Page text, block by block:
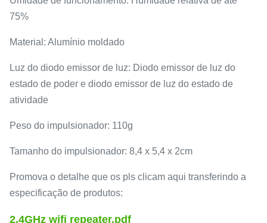
75%
Material: Alumínio moldado
Luz do diodo emissor de luz: Diodo emissor de luz do
estado de poder e diodo emissor de luz do estado de
atividade
Peso do impulsionador: 110g
Tamanho do impulsionador: 8,4 x 5,4 x 2cm
Promova o detalhe que os pls clicam aqui transferindo a
especificação de produtos:
2.4GHz wifi repeater.pdf